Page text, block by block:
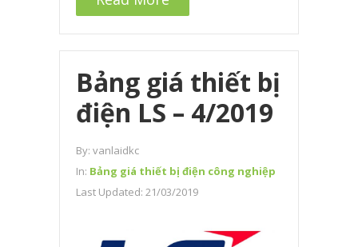
Bảng giá thiết bị
điện LS – 4/2019
By: vanlaidkc
In: Bảng giá thiết bị điện công nghiệp
Last Updated: 21/03/2019